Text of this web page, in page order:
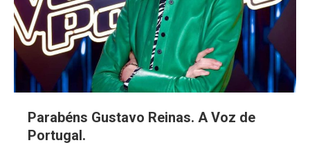
Parabéns Gustavo Reinas. A Voz de
Portugal.